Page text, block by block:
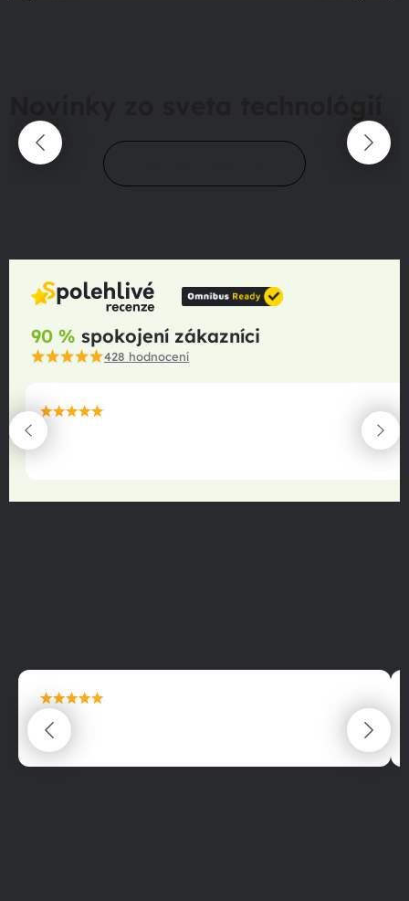
90 % spokojení zákazníci
428 hodnocení
maximální spokojenost
22.06.2025
maximální spokojenost
22.06.2025